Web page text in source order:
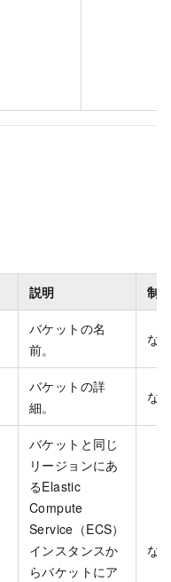
説明 制
バケットの名
前。
な
バケットの詳
細。
な
バケットと同じ
リージョンにあ
るElastic
Compute
Service（ECS）
インスタンスか
らバケットにア
な